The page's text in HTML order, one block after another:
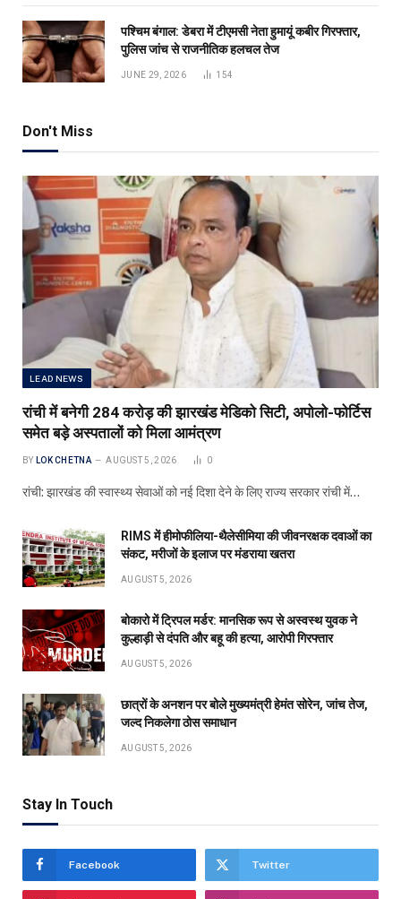
पश्चिम बंगाल: डेबरा में टीएमसी नेता हुमायूं कबीर गिरफ्तार,
पुलिस जांच से राजनीतिक हलचल तेज
JUNE 29, 2026 154
Don't Miss
LEAD NEWS
रांची में बनेगी 284 करोड़ की झारखंड मेडिको सिटी, अपोलो-फोर्टिस
समेत बड़े अस्पतालों को मिला आमंत्रण
BY LOK CHETNA AUGUST 5, 2026 0
रांची: झारखंड की स्वास्थ्य सेवाओं को नई दिशा देने के लिए राज्य सरकार रांची में…
RIMS में हीमोफीलिया-थैलेसीमिया की जीवनरक्षक दवाओं का
संकट, मरीजों के इलाज पर मंडराया खतरा
AUGUST 5, 2026
बोकारो में ट्रिपल मर्डर: मानसिक रूप से अस्वस्थ युवक ने
कुल्हाड़ी से दंपति और बहू की हत्या, आरोपी गिरफ्तार
AUGUST 5, 2026
छात्रों के अनशन पर बोले मुख्यमंत्री हेमंत सोरेन, जांच तेज,
जल्द निकलेगा ठोस समाधान
AUGUST 5, 2026
Stay In Touch
Facebook Twitter